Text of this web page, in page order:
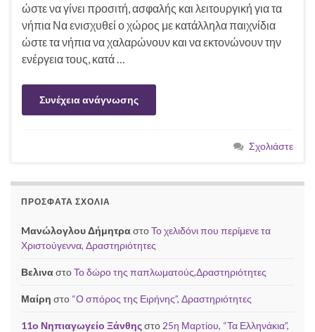
ώστε να γίνει προσιτή, ασφαλής και λειτουργική για τα
νήπια Να ενισχυθεί ο χώρος με κατάλληλα παιχνίδια
ώστε τα νήπια να χαλαρώνουν και να εκτονώνουν την
ενέργεια τους, κατά …
Συνέχεια ανάγνωσης
Σχολιάστε
ΠΡΌΣΦΑΤΑ ΣΧΌΛΙΑ
Mανώλογλου ΔήμητραστοΤο χελιδόνι που περίμενε τα
Χριστούγεννα, Δραστηριότητες
ΒελιναστοΤο δώρο της παπλωματούς,Δραστηριότητες
Μαίρη στο “Ο σπόρος της Ειρήνης”, Δραστηριότητες
11ο Νηπιαγωγείο Ξάνθηςστο 25η Μαρτίου, “Τα Ελληνάκια”,